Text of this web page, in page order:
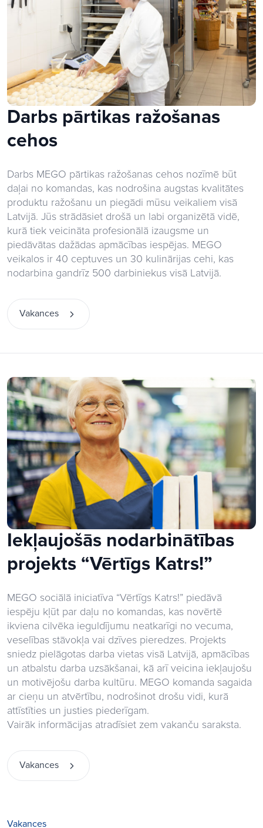
Darbs pārtikas ražošanas
cehos
Darbs MEGO pārtikas ražošanas cehos nozīmē būt
daļai no komandas, kas nodrošina augstas kvalitātes
produktu ražošanu un piegādi mūsu veikaliem visā
Latvijā. Jūs strādāsiet drošā un labi organizētā vidē,
kurā tiek veicināta profesionālā izaugsme un
piedāvātas dažādas apmācības iespējas. MEGO
veikalos ir 40 ceptuves un 30 kulinārijas cehi, kas
nodarbina gandrīz 500 darbiniekus visā Latvijā.
Vakances
Iekļaujošās nodarbinātības
projekts “Vērtīgs Katrs!”
MEGO sociālā iniciatīva “Vērtīgs Katrs!” piedāvā
iespēju kļūt par daļu no komandas, kas novērtē
ikviena cilvēka ieguldījumu neatkarīgi no vecuma,
veselības stāvokļa vai dzīves pieredzes. Projekts
sniedz pielāgotas darba vietas visā Latvijā, apmācības
un atbalstu darba uzsākšanai, kā arī veicina iekļaujošu
un motivējošu darba kultūru. MEGO komanda sagaida
ar cieņu un atvērtību, nodrošinot drošu vidi, kurā
attīstīties un justies piederīgam.
Vairāk informācijas atradīsiet zem vakanču saraksta.
Vakances
Vakances